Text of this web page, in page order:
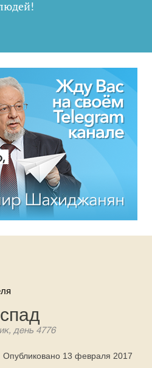
!
день 4776
Опубликовано 13 февраля 2017